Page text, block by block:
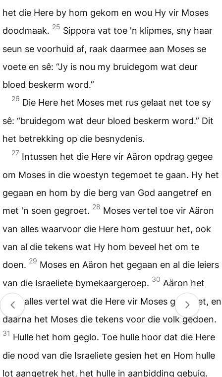
het die Here by hom gekom en wou Hy vir Moses
doodmaak. 25 Sippora vat toe 'n klipmes, sny haar
seun se voorhuid af, raak daarmee aan Moses se
voete en sê: “Jy is nou my bruidegom wat deur
bloed beskerm word.”
26 Die Here het Moses met rus gelaat net toe sy
sê: “bruidegom wat deur bloed beskerm word.” Dit
het betrekking op die besnydenis.
27 Intussen het die Here vir Aäron opdrag gegee
om Moses in die woestyn tegemoet te gaan. Hy het
gegaan en hom by die berg van God aangetref en
met 'n soen gegroet. 28 Moses vertel toe vir Aäron
van alles waarvoor die Here hom gestuur het, ook
van al die tekens wat Hy hom beveel het om te
doen. 29 Moses en Aäron het gegaan en al die leiers
van die Israeliete bymekaargeroep. 30 Aäron het
hulle alles vertel wat die Here vir Moses gesê het, en
daarna het Moses die tekens voor die volk gedoen.
31 Hulle het hom geglo. Toe hulle hoor dat die Here
die nood van die Israeliete gesien het en Hom hulle
lot aangetrek het, het hulle in aanbidding gebuig.